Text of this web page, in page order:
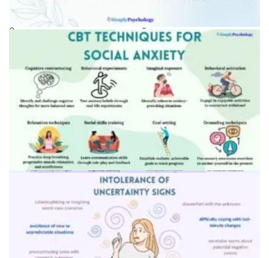
Схема когнитивно-поведенческой терапии
Девушка делает записи в блокноте